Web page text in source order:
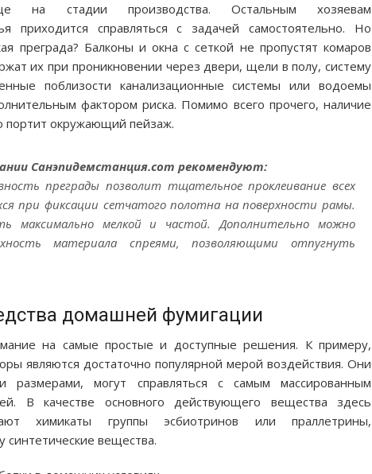
на стадии производства. Остальным хозяевам
приходится справляться с задачей самостоятельно. Но
преграда? Балконы и окна с сеткой не пропустят комаров
их при проникновении через двери, щели в полу, систему
поблизости канализационные системы или водоемы
фактором риска. Помимо всего прочего, наличие
портит окружающий пейзаж.
Санэпидемстанция.com рекомендуют:
преграды позволит тщательное проклеивание всех
при фиксации сетчатого полотна на поверхности рамы.
максимально мелкой и частой. Дополнительно можно
материала спреями, позволяющими отпугнуть
домашней фумигации
на самые простые и доступные решения. К примеру,
являются достаточно популярной мерой воздействия. Они
размерами, могут справляться с самым массированным
В качестве основного действующего вещества здесь
химикаты группы эсбиотринов или праллетрины,
вещества.